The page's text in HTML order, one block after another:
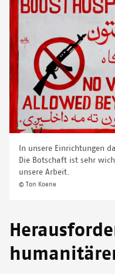
In unsere Einrichtungen
Die Botschaft ist sehr
unsere Arbeit.
© Ton Koene